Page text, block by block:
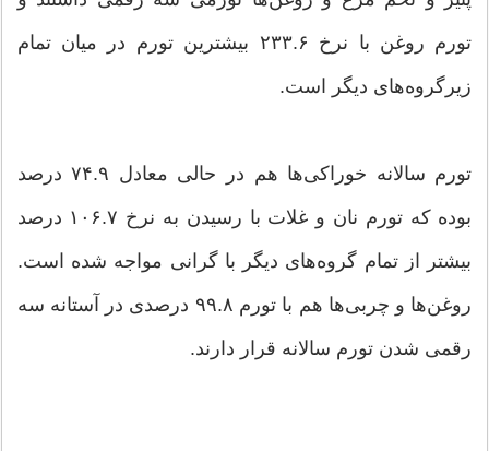
تورم روغن با نرخ ۲۳۳.۶ بیشترین تورم در میان تمام
زیرگروه‌های دیگر است.
تورم سالانه خوراکی‌ها هم در حالی معادل ۷۴.۹ درصد
بوده که تورم نان و غلات با رسیدن به نرخ ۱۰۶.۷ درصد
بیشتر از تمام گروه‌های دیگر با گرانی مواجه شده است.
روغن‌ها و چربی‌ها هم با تورم ۹۹.۸ درصدی در آستانه سه
رقمی شدن تورم سالانه قرار دارند.